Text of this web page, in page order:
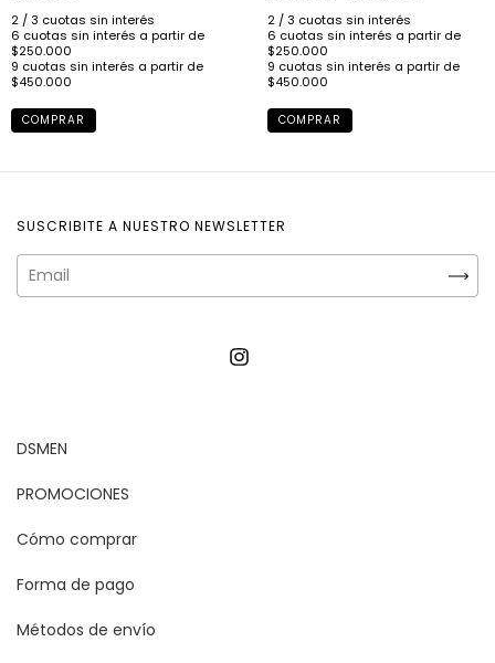
COMPRAR COMPRAR
SUSCRIBITE A NUESTRO NEWSLETTER
DSMEN
PROMOCIONES
Cómo comprar
Forma de pago
Métodos de envío